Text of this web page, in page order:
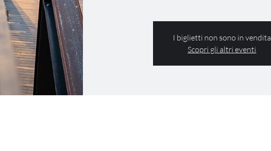
I biglietti non sono in vendita
Scopri gli altri eventi